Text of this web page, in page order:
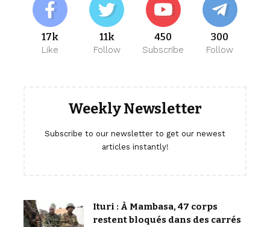
17k
Like
11k
Follow
450
Subscribe
300
Follow
Weekly Newsletter
Subscribe to our newsletter to get our newest
articles instantly!
Ituri : À Mambasa, 47 corps
restent bloqués dans des carrés